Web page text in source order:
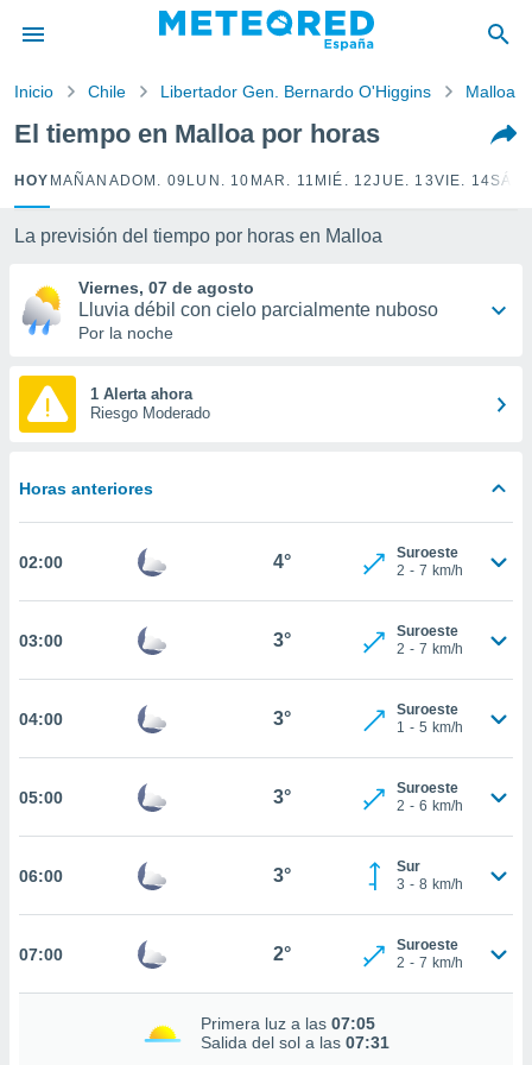
por
para
que se
calidad.
a este
y
digital
basada
seguir
a la
todas
nuestros
análisis
así como
CONFIGURACIÓN
Inicio Chile Libertador Gen. Bernardo O'Higgins Malloa
El tiempo en Malloa por horas
HOY MAÑANA DOM. 09 LUN. 10 MAR. 11 MIÉ. 12JUE. 13VIE. 14
La previsión del tiempo por horas en Malloa
Viernes, 07 de agosto
Lluvia débil con cielo parcialmente nuboso
Por la noche
1 Alerta ahora
Riesgo Moderado
Horas anteriores
02:00 4°
Suroeste
2 - 7 km/h
03:00 3°
Suroeste
2 - 7 km/h
04:00 3°
Suroeste
1 - 5 km/h
05:00 3°
Suroeste
2 - 6 km/h
06:00 3°
Sur
3 - 8 km/h
07:00 2°
Suroeste
2 - 7 km/h
Primera luz a las 07:05
Salida del sol a las 07:31